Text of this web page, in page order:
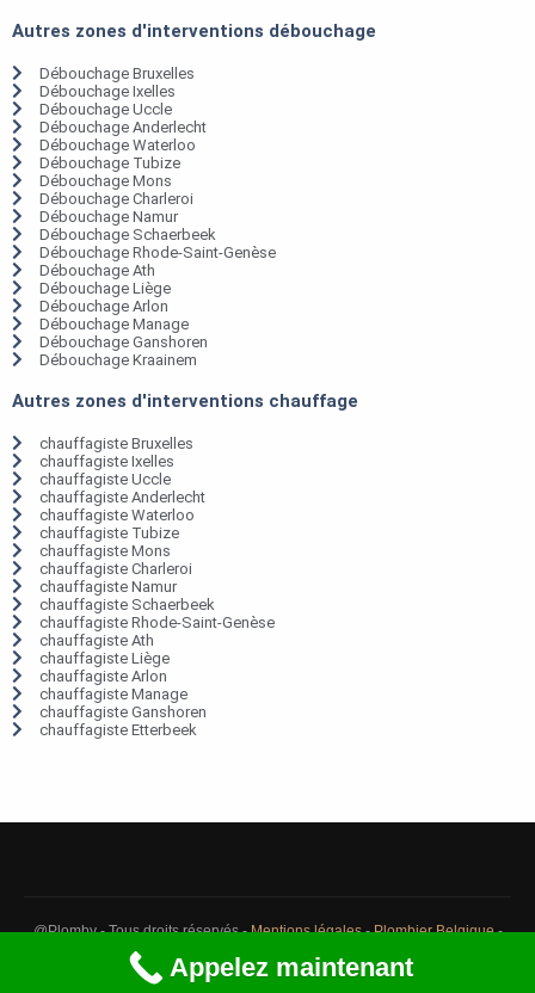
Autres zones d'interventions débouchage
Débouchage Bruxelles
Débouchage Ixelles
Débouchage Uccle
Débouchage Anderlecht
Débouchage Waterloo
Débouchage Tubize
Débouchage Mons
Débouchage Charleroi
Débouchage Namur
Débouchage Schaerbeek
Débouchage Rhode-Saint-Genèse
Débouchage Ath
Débouchage Liège
Débouchage Arlon
Débouchage Manage
Débouchage Ganshoren
Débouchage Kraainem
Autres zones d'interventions chauffage
chauffagiste Bruxelles
chauffagiste Ixelles
chauffagiste Uccle
chauffagiste Anderlecht
chauffagiste Waterloo
chauffagiste Tubize
chauffagiste Mons
chauffagiste Charleroi
chauffagiste Namur
chauffagiste Schaerbeek
chauffagiste Rhode-Saint-Genèse
chauffagiste Ath
chauffagiste Liège
chauffagiste Arlon
chauffagiste Manage
chauffagiste Ganshoren
chauffagiste Etterbeek
@Plomby - Tous droits réservés -Mentions légales-Plombier Belgique-
Débouchage Belgique
Appelez maintenant